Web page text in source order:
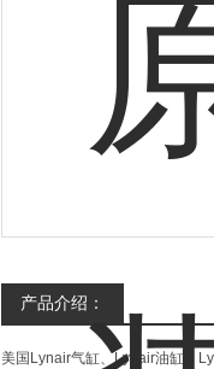
产品介绍：
美国Lynair气缸、Lynair油缸、